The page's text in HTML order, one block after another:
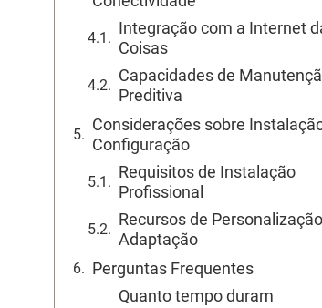
Integração com a Internet
Coisas
Capacidades de
Preditiva
Considerações sobre
Configuração
Requisitos de Instalação
Profissional
Recursos de
Adaptação
Perguntas Frequentes
Quanto tempo duram